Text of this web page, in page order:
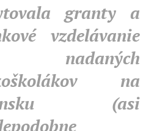
granty a
vzdelávanie
nadaných
na
(asi